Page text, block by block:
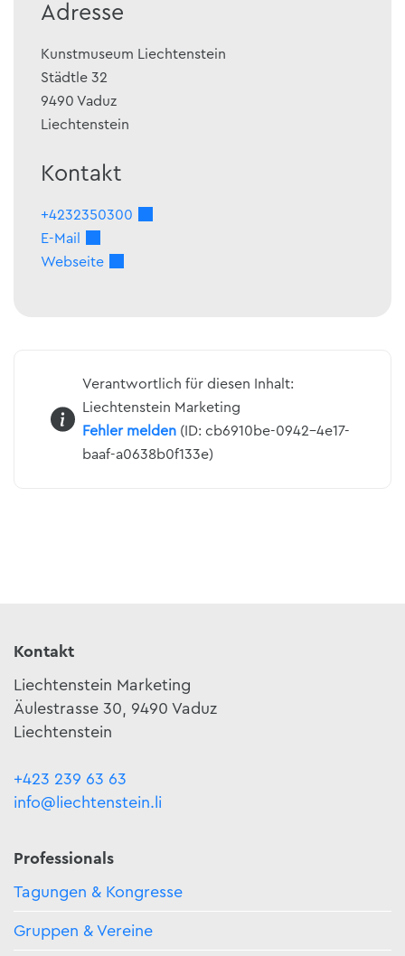
Adresse
Kunstmuseum Liechtenstein
Städtle 32
9490 Vaduz
Liechtenstein
Kontakt
+4232350300
E-Mail
Webseite
Verantwortlich für diesen Inhalt:
Liechtenstein Marketing
Fehler melden (ID: cb6910be-0942-4e17-
baaf-a0638b0f133e)
Kontakt
Liechtenstein Marketing
Äulestrasse 30, 9490 Vaduz
Liechtenstein
+423 239 63 63
info@liechtenstein.li
Professionals
Tagungen & Kongresse
Gruppen & Vereine